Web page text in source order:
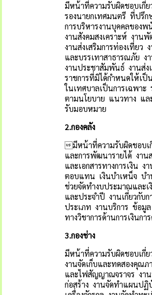
มีหน้าที่ความรับผิดชอบเกี่
รองนายกเทศมนตรี ที่ปรึก
การบริหารงานบุคคลของ
งานสังคมสงเคราะห์ งา
งานส่งเสริมการท่องเที่ยว
และบรรเทาสาธารณภัย ง
งานประชาสัมพันธ์ งานส่ง
ราชการที่มิได้กำหนดให้เ
ในเทศบาลเป็นการเฉพาะ
ตามนโยบาย แนวทาง แล
รับมอบหมาย
2.กองคลัง
มีหน้าที่ความรับผิดชอบเกี่
และการพัฒนารายได้ งาน
และเอกสารทางการเงิน
ตอบแทน เงินบำเหน็จ บ
ช่วยจัดทำงบประมาณและเ
และประจำปี งานเกี่ยวกั
ประเภท งานบริการ ข้อมู
ทางวิชาการด้านการเงิน
3.กองช่าง
มีหน้าที่ความรับผิดชอบเกี่
งานจัดเก็บและทดสองคุณ
และไฟสัญญาณจราจร งาน
ก่อสร้าง งานจัดทำแผนปฏิ